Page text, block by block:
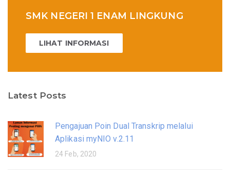
SMK NEGERI 1 ENAM LINGKUNG
LIHAT INFORMASI
Latest Posts
Pengajuan Poin Dual Transkrip melalui
Aplikasi myNIO v.2.11
24 Feb, 2020